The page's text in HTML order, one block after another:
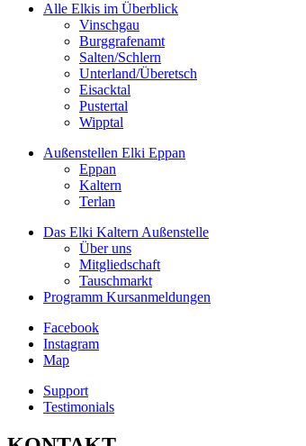
Alle Elkis im Überblick
Vinschgau
Burggrafenamt
Salten/Schlern
Unterland/Überetsch
Eisacktal
Pustertal
Wipptal
Außenstellen Elki Eppan
Eppan
Kaltern
Terlan
Das Elki Kaltern Außenstelle
Über uns
Mitgliedschaft
Tauschmarkt
Programm Kursanmeldungen
Facebook
Instagram
Map
Support
Testimonials